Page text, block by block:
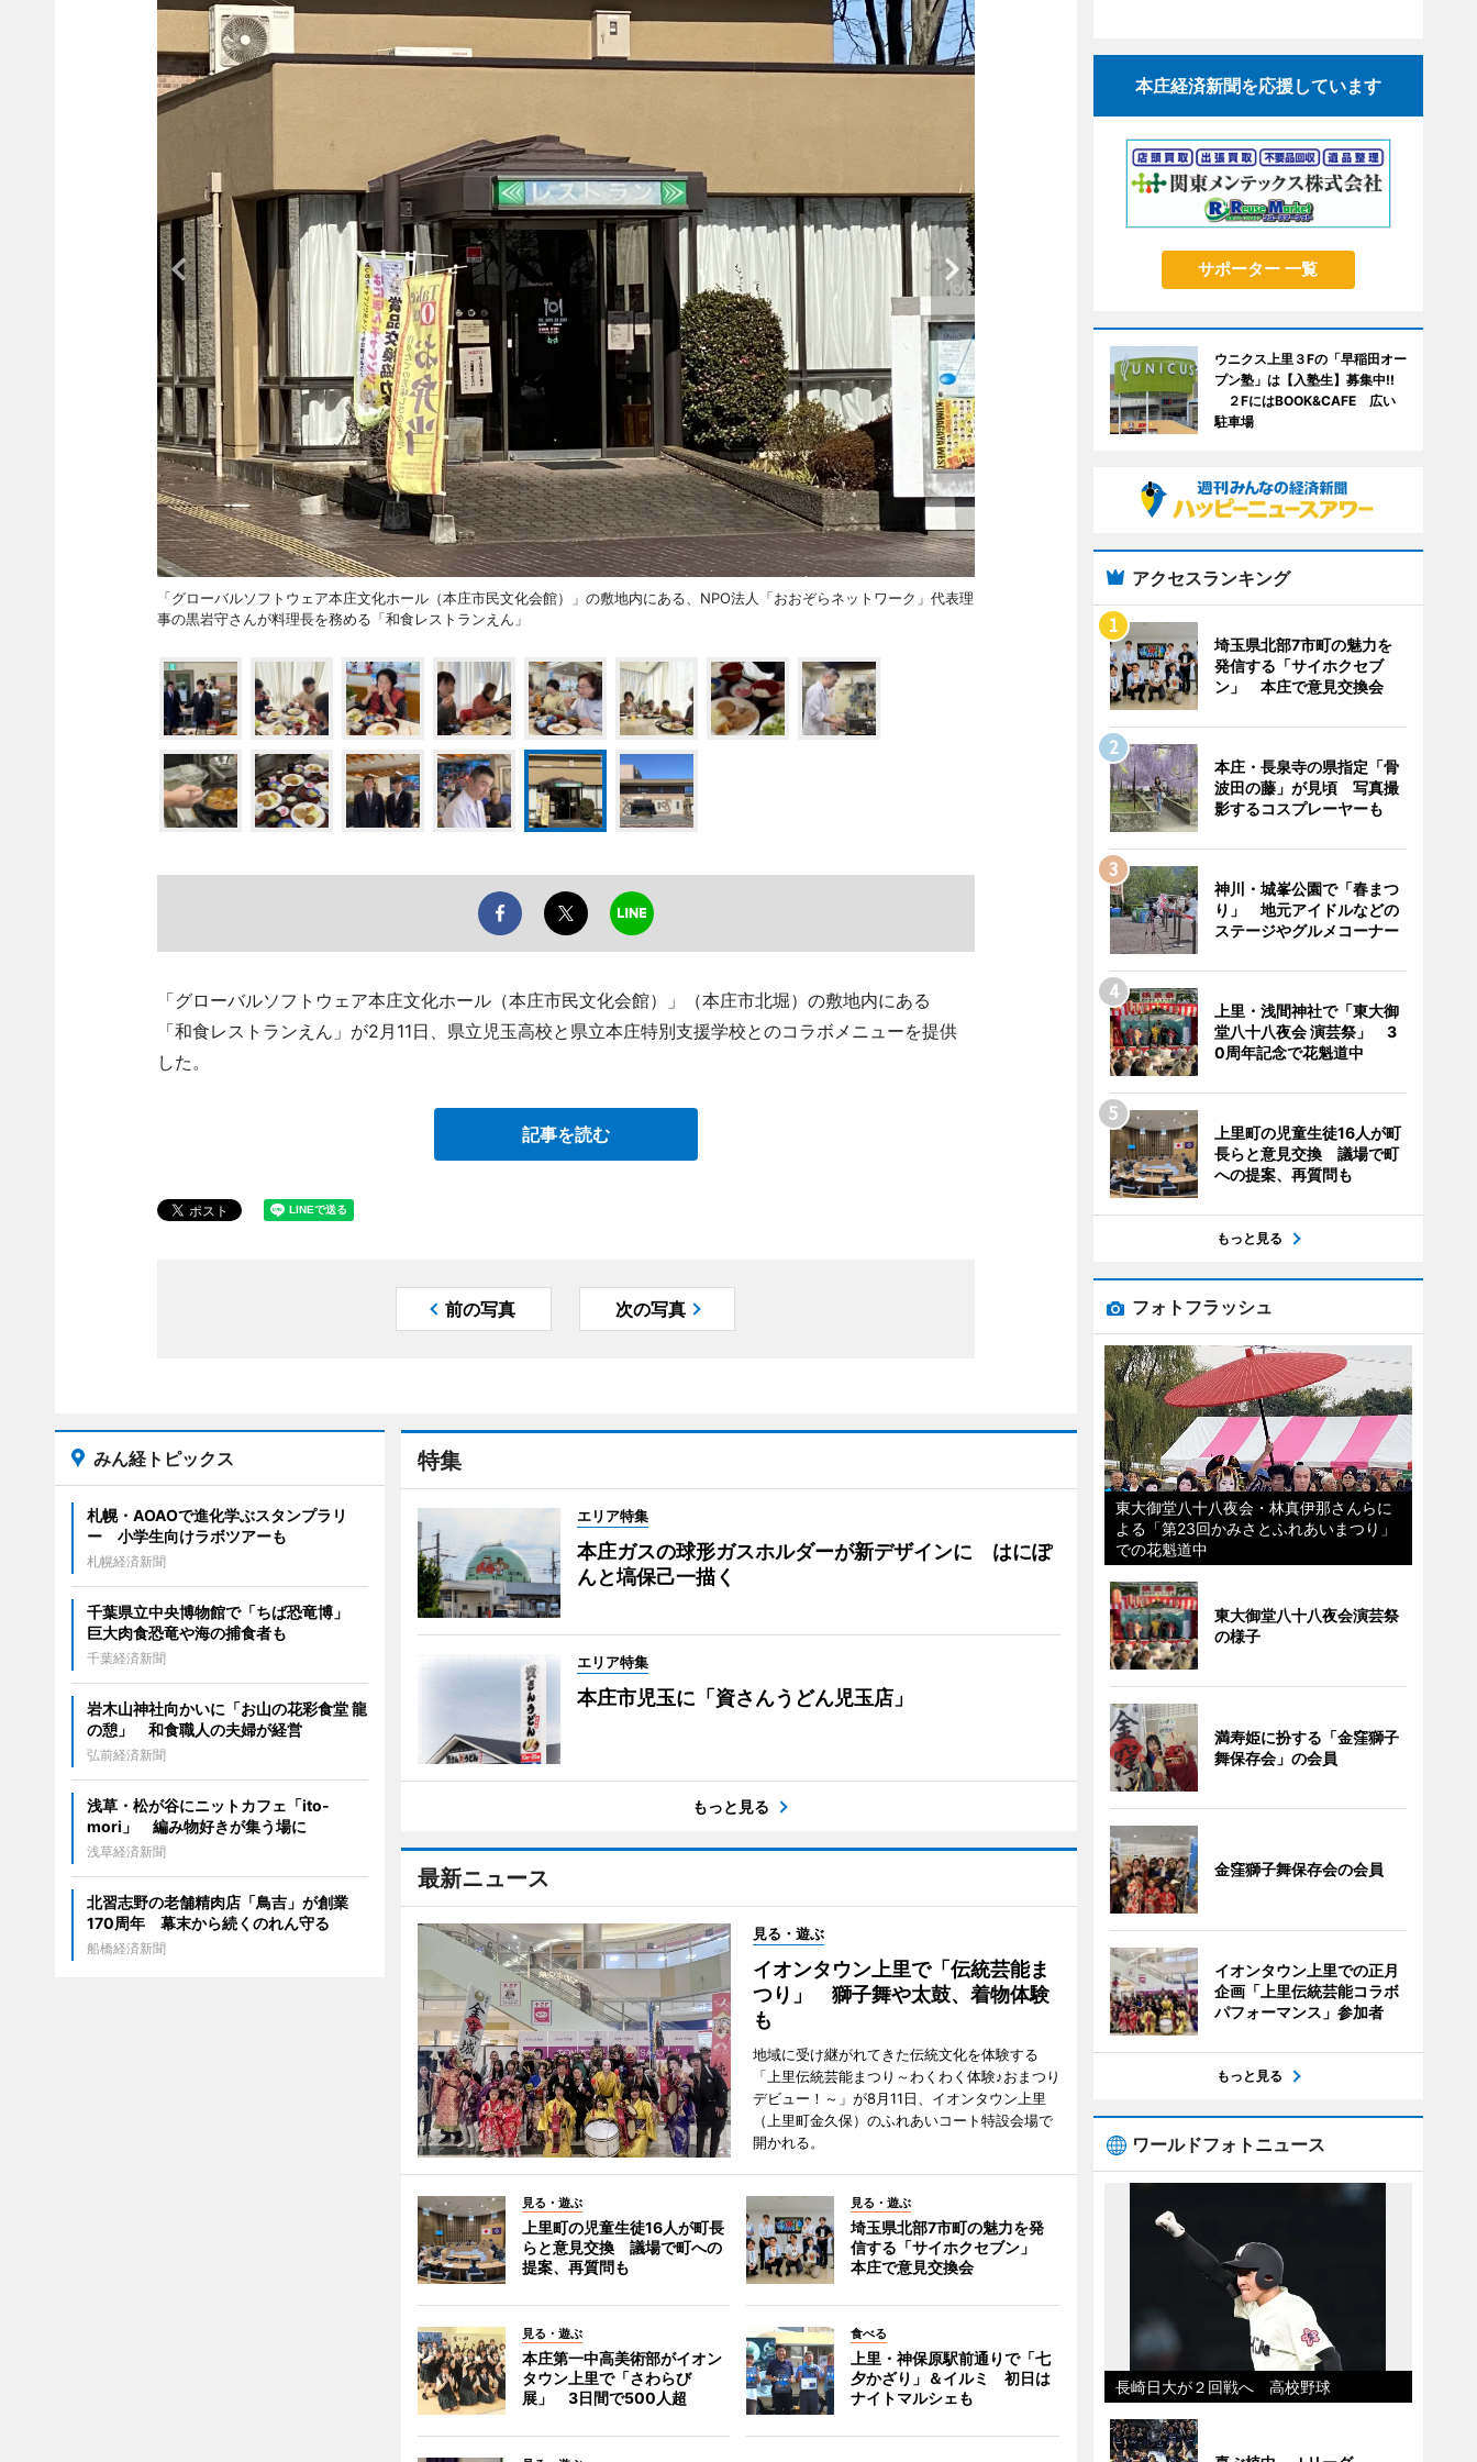
「グローバルソフトウェア本庄文化ホール（本庄市民文化会館）」の敷地内にある、NPO法人「おおぞらネットワーク」代表理
事の黒岩守さんが料理長を務める「和食レストランえん」
「グローバルソフトウェア本庄文化ホール（本庄市民文化会館）」（本庄市北堀）の敷地内にある
「和食レストランえん」が2月11日、県立児玉高校と県立本庄特別支援学校とのコラボメニューを提供
した。
記事を読む
前の写真 次の写真
特集
エリア特集
本庄ガスの球形ガスホルダーが新デザインに はにぽ
んと塙保己一描く
エリア特集
本庄市児玉に「資さんうどん児玉店」
もっと見る
最新ニュース
見る・遊ぶ
イオンタウン上里で「伝統芸能ま
つり」 獅子舞や太鼓、着物体験
も
地域に受け継がれてきた伝統文化を体験する
「上里伝統芸能まつり～わくわく体験♪おまつり
デビュー！～」が8月11日、イオンタウン上里
（上里町金久保）のふれあいコート特設会場で
開かれる。
見る・遊ぶ
上里町の児童生徒16人が町長
らと意見交換 議場で町への
提案、再質問も
見る・遊ぶ
埼玉県北部7市町の魅力を発
信する「サイホクセブン」
本庄で意見交換会
見る・遊ぶ
本庄第一中高美術部がイオン
タウン上里で「さわらび
展」 3日間で500人超
食べる
上里・神保原駅前通りで「七
夕かざり」＆イルミ 初日は
ナイトマルシェも
みん経トピックス
札幌・AOAOで進化学ぶスタンプラリ
ー 小学生向けラボツアーも
札幌経済新聞
千葉県立中央博物館で「ちば恐竜博」
巨大肉食恐竜や海の捕食者も
千葉経済新聞
岩木山神社向かいに「お山の花彩食堂 龍
の憩」 和食職人の夫婦が経営
弘前経済新聞
浅草・松が谷にニットカフェ「ito-
mori」 編み物好きが集う場に
浅草経済新聞
北習志野の老舗精肉店「鳥吉」が創業
170周年 幕末から続くのれん守る
船橋経済新聞
本庄経済新聞を応援しています
サポーター 一覧
ウニクス上里３Fの「早稲田オー
プン塾」は【入塾生】募集中!!
２FにはBOOK&CAFE 広い
駐車場
アクセスランキング
埼玉県北部7市町の魅力を
発信する「サイホクセブ
ン」 本庄で意見交換会
本庄・長泉寺の県指定「骨
波田の藤」が見頃 写真撮
影するコスプレーヤーも
神川・城峯公園で「春まつ
り」 地元アイドルなどの
ステージやグルメコーナー
上里・浅間神社で「東大御
堂八十八夜会 演芸祭」 3
0周年記念で花魁道中
上里町の児童生徒16人が町
長らと意見交換 議場で町
への提案、再質問も
もっと見る
フォトフラッシュ
東大御堂八十八夜会・林真伊那さんらに
よる「第23回かみさとふれあいまつり」
での花魁道中
東大御堂八十八夜会演芸祭
の様子
満寿姫に扮する「金窪獅子
舞保存会」の会員
金窪獅子舞保存会の会員
イオンタウン上里での正月
企画「上里伝統芸能コラボ
パフォーマンス」参加者
もっと見る
ワールドフォトニュース
長崎日大が２回戦へ 高校野球